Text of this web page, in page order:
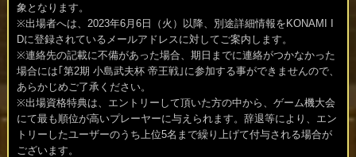
象となります。
※出場者へは、2023年6月6日（火）以降、別途詳細情報をKONAMI I
Dに登録されているメールアドレスに対してご案内します。
※連絡先の記載に不備があった場合、期日までに連絡がつかなかった
場合には｢第2期 小島武夫杯 帝王戦｣に参加する事ができませんので、
あらかじめご了承ください。
※出場資格特典は、エントリーして頂いた方の中から、ゲーム機大会
にて最も順位が高いプレーヤーに与えられます。辞退等により、エン
トリーしたユーザーのうち上位5名まで繰り上げて付与される場合が
ございます。